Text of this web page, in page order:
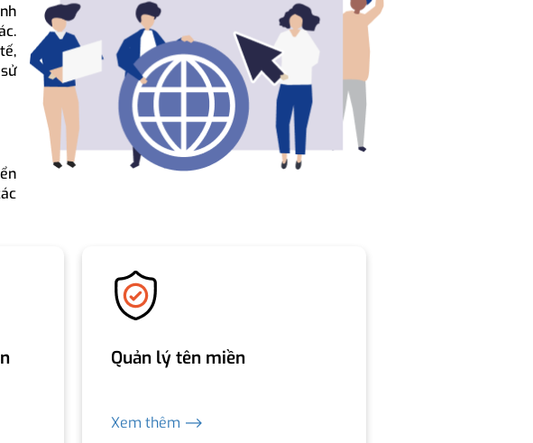
Quản lý tên miền
Xem thêm ⟶